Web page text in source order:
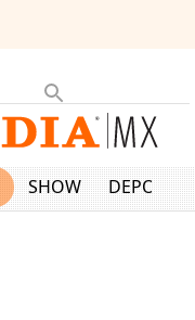
SHOW